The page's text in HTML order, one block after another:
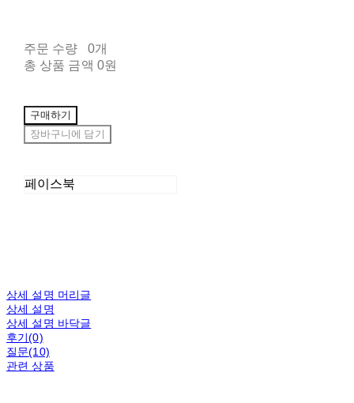
주문 수량
0개
총 상품 금액 0원
구매하기
장바구니에 담기
페이스북
상세 설명 머리글
상세 설명
상세 설명 바닥글
후기(0)
질문(10)
관련 상품